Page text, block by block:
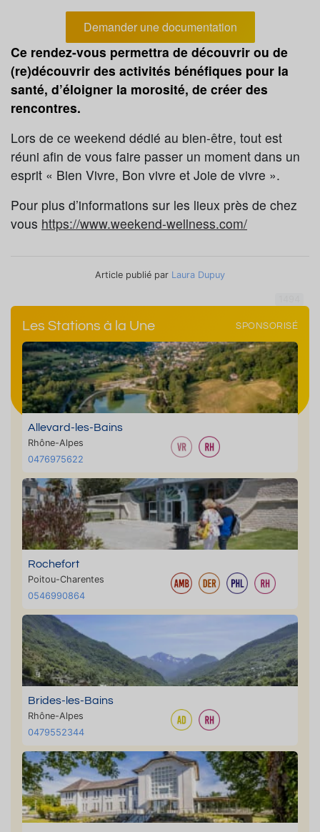
Demander une documentation
Ce rendez-vous permettra de découvrir ou de
(re)découvrir des activités bénéfiques pour la
santé, d’éloigner la morosité, de créer des
rencontres.
Lors de ce weekend dédié au bien-être, tout est
réuni afin de vous faire passer un moment dans un
esprit « Bien Vivre, Bon vivre et Joie de vivre ».
Pour plus d’informations sur les lieux près de chez
vous https://www.weekend-wellness.com/
Article publié par Laura Dupuy
Les Stations à la Une SPONSORISÉ
Allevard-les-Bains
Rhône-Alpes
0476975622
Rochefort
Poitou-Charentes
0546990864
Brides-les-Bains
Rhône-Alpes
0479552344